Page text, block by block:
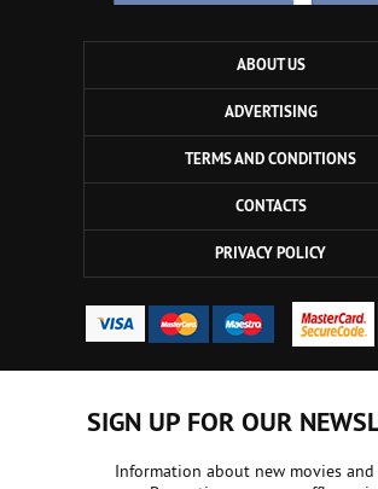
ABOUT US
ADVERTISING
TERMS AND CONDITIONS
CONTACTS
PRIVACY POLICY
SIGN UP FOR OUR
Information about new movies and